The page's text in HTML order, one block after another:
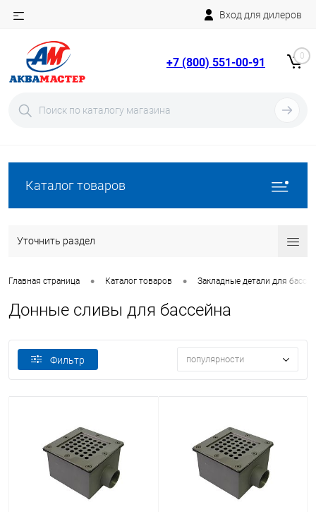
Вход для дилеров
+7 (800) 551-00-91 0
Каталог товаров
Уточнить раздел
Главная страница • Каталог товаров • Закладные детали для
Донные сливы для бассейна
Фильтр популярности